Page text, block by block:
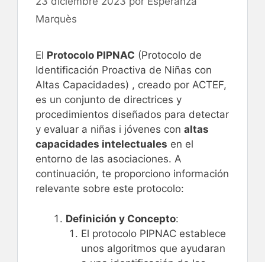
Marquès
El Protocolo PIPNAC (Protocolo de
Identificación Proactiva de Niñas con
Altas Capacidades) , creado por ACTEF,
es un conjunto de directrices y
procedimientos diseñados para detectar
y evaluar a niñas i jóvenes con altas
capacidades intelectuales en el
entorno de las asociaciones. A
continuación, te proporciono información
relevante sobre este protocolo:
Definición y Concepto:
El protocolo PIPNAC establece
unos algoritmos que ayudaran